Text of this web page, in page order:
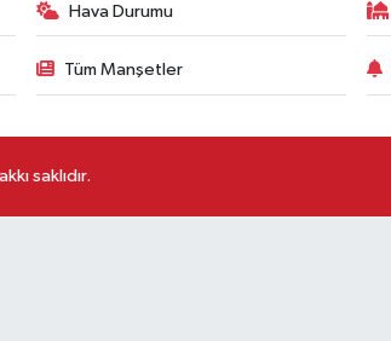
Hava Durumu
Tüm Manşetler
saklıdır.